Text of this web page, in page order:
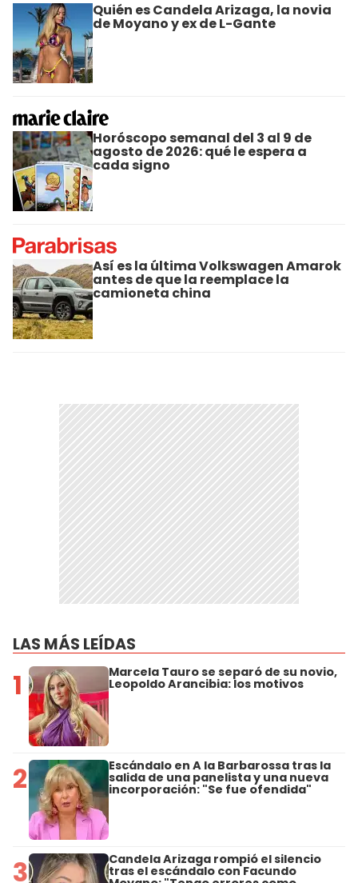
Quién es Candela Arizaga, la novia
de Moyano y ex de L-Gante
Horóscopo semanal del 3 al 9 de
agosto de 2026: qué le espera a
cada signo
Así es la última Volkswagen Amarok
antes de que la reemplace la
camioneta china
LAS MÁS LEÍDAS
1 Marcela Tauro se separó de su novio,
Leopoldo Arancibia: los motivos
2 Escándalo en A la Barbarossa tras la
salida de una panelista y una nueva
incorporación: "Se fue ofendida"
3 Candela Arizaga rompió el silencio
tras el escándalo con Facundo